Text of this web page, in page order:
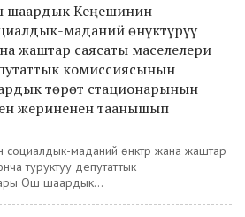
шаардык Кеңешинин
маданий өнүктүрүү
жаштар саясаты маселелери
комиссиясынын
төрөт стационарынын
жериненен таанышып
маданий өнүктүрүү жана жаштар
туруктуу депутаттык
Ош шаардык...